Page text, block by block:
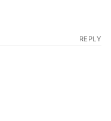
REPLY